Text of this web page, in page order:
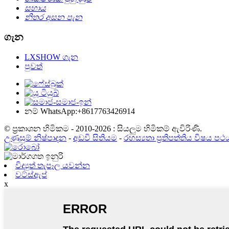
සහාය
නිතර අසන පැන
ගැන
LXSHOW ගැන
පුවත්
නම් WhatsApp:+8617763426914
© ප්‍රකාශන හිමිකම - 2010-2026 : සියලුම හිමිකම් ඇවිරිණි.
උණුසුම් නිෂ්පාදන - අඩවි සිතියම - රහස්‍යතා ප්‍රතිපත්තිය විෂය
විද්‍යුත් තැපෑල යවන්න
වට්ස්ඇප්
x